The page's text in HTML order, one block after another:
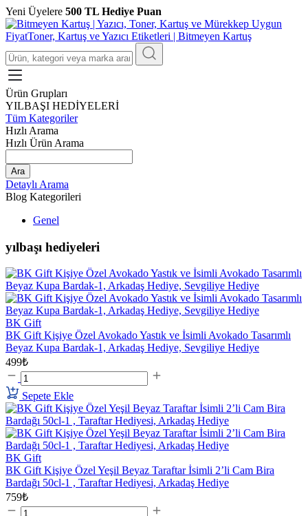
Yeni Üyelere 500 TL Hediye Puan
Ürün Grupları
YILBAŞI HEDİYELERİ
Tüm Kategoriler
Hızlı Arama
Hızlı Ürün Arama
Ara
Detaylı Arama
Blog Kategorileri
Genel
yılbaşı hediyeleri
BK Gift
BK Gift Kişiye Özel Avokado Yastık ve İsimli Avokado Tasarımlı
Beyaz Kupa Bardak-1, Arkadaş Hediye, Sevgiliye Hediye
499₺
Sepete Ekle
BK Gift
BK Gift Kişiye Özel Yeşil Beyaz Taraftar İsimli 2’li Cam Bira
Bardağı 50cl-1 , Taraftar Hediyesi, Arkadaş Hediye
759₺